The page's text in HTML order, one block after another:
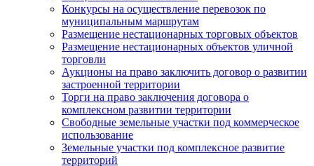
Конкурсы на осуществление перевозок по
муниципальным маршрутам
Размещение нестационарных торговых объектов
Размещение нестационарных объектов уличной
торговли
Аукционы на право заключить договор о развитии
застроенной территории
Торги на право заключения договора о
комплексном развитии территории
Свободные земельные участки под коммерческое
использование
Земельные участки под комплексное развитие
территорий